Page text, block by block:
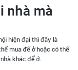
nhà mà
hiện đại thì đây là
mua để ở hoặc có thể
khác để ở.